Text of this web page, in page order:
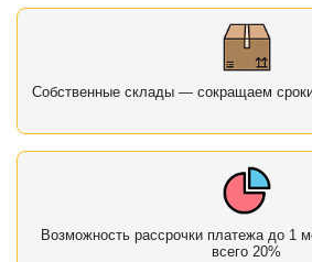
Собственные склады — сокращаем
Возможность рассрочки платежа до 1
всего 20%